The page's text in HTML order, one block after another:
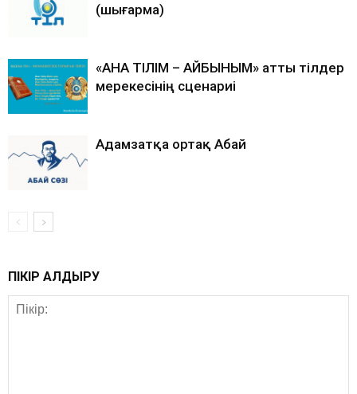
(шығарма)
«АНА ТІЛІМ – АЙБЫНЫМ» атты тілдер
мерекесінің сценариі
Адамзатқа ортақ Абай
ПІКІР ҚАЛДЫРУ